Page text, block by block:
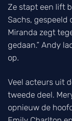
Ze stapt een lift
Sachs, gespeeld
Miranda zegt
gedaan.” Andy
op.
Veel acteurs uit
tweede deel.
opnieuw de